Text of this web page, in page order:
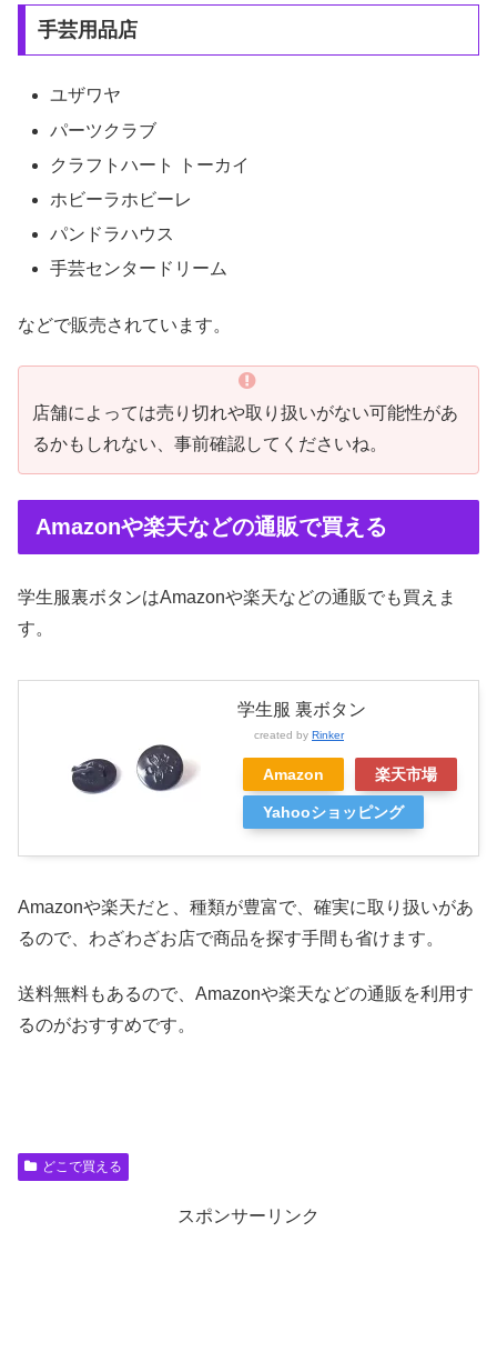
手芸用品店
ユザワヤ
パーツクラブ
クラフトハート トーカイ
ホビーラホビーレ
パンドラハウス
手芸センタードリーム
などで販売されています。
店舗によっては売り切れや取り扱いがない可能性があ
るかもしれない、事前確認してくださいね。
Amazonや楽天などの通販で買える
学生服裏ボタンはAmazonや楽天などの通販でも買えま
す。
学生服 裏ボタン
created by Rinker
Amazon 楽天市場
Yahooショッピング
Amazonや楽天だと、種類が豊富で、確実に取り扱いがあ
るので、わざわざお店で商品を探す手間も省けます。
送料無料もあるので、Amazonや楽天などの通販を利用す
るのがおすすめです。
どこで買える
スポンサーリンク